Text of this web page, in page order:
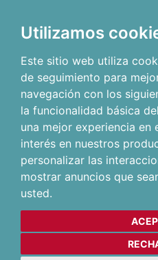
Utilizamos
Este sitio web utiliza
de seguimiento para
navegación con los
la funcionalidad básica
una mejor experiencia en
interés en nuestros
personalizar las
mostrar anuncios que
usted.